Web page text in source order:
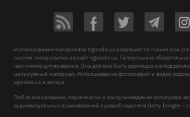
Использование материалов Vgorode.ua разрешается только при
систем гиперссылки на сайт vgorode.ua. Гиперссылка
частичного цитирования. Она должна быть размещена в
цитируемый материал. Использование фотографий и видео
vgorode.ua и автора.
Любое копирование, перепечатка и воспроизведение
аудиовизуальных произведений правообладателя Getty Images –